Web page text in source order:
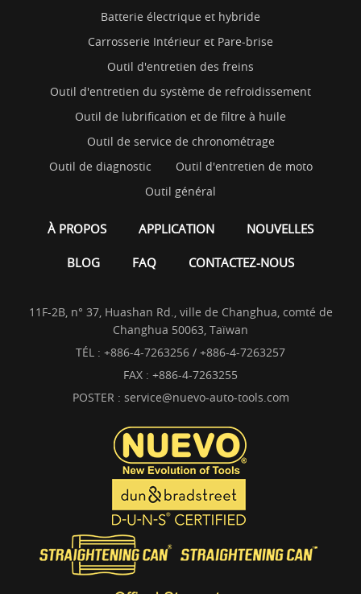
Batterie électrique et hybride
Carrosserie Intérieur et Pare-brise
Outil d'entretien des freins
Outil d'entretien du système de refroidissement
Outil de lubrification et de filtre à huile
Outil de service de chronométrage
Outil de diagnostic
Outil d'entretien de moto
Outil général
À PROPOS APPLICATION NOUVELLES
BLOG FAQ CONTACTEZ-NOUS
11F-2B, n° 37, Huashan Rd., ville de Changhua, comté de
Changhua 50063, Taïwan
TÉL : +886-4-7263256 / +886-4-7263257
FAX : +886-4-7263255
POSTER : service@nuevo-auto-tools.com